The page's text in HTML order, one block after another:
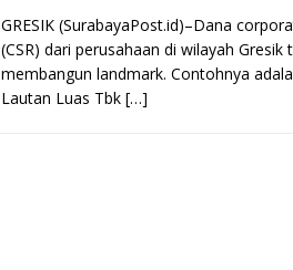
GRESIK (SurabayaPost.id)–Dana
(CSR) dari perusahaan di wilayah Gresik
membangun landmark. Contohnya
Lautan Luas Tbk […]